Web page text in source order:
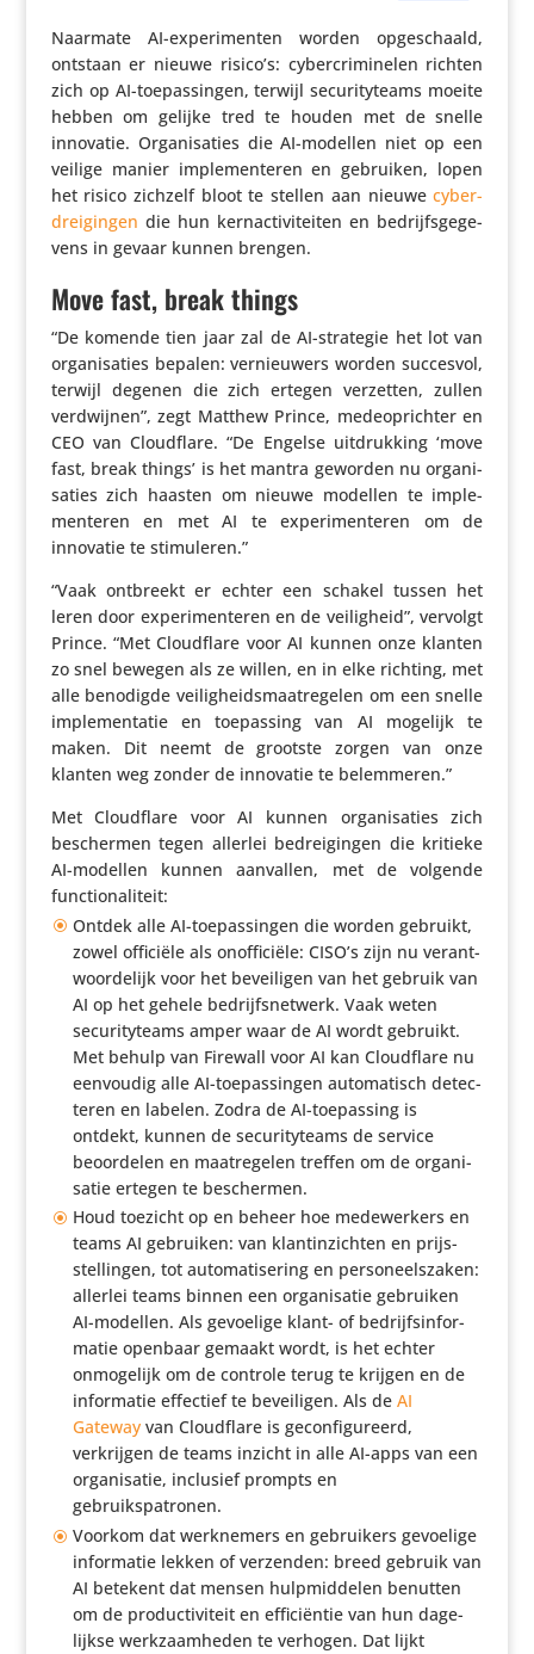
Naarmate AI-expe­ri­menten worden opge­schaald,
ontstaan er nieuwe risico’s: cyber­cri­mi­nelen richten
zich op AI-toepas­singen, terwijl secu­ri­ty­teams moeite
hebben om gelijke tred te houden met de snelle
innovatie. Orga­ni­sa­ties die AI-modellen niet op een
veilige manier imple­men­teren en gebruiken, lopen
het risico zichzelf bloot te stellen aan nieuwecyber­
drei­gingen die hun kern­ac­ti­vi­teiten en bedrijfs­ge­ge­
vens in gevaar kunnen brengen.
Move fast, break things
“De komende tien jaar zal de AI-strategie het lot van
orga­ni­sa­ties bepalen: vernieu­wers worden succesvol,
terwijl degenen die zich ertegen verzetten, zullen
verdwijnen”, zegt Matthew Prince, mede­op­richter en
CEO van Cloud­flare. “De Engelse uitdruk­king ‘move
fast, break things’ is het mantra geworden nu orga­ni­
sa­ties zich haasten om nieuwe modellen te imple­
men­teren en met AI te expe­ri­men­teren om de
innovatie te stimuleren.”
“Vaak ontbreekt er echter een schakel tussen het
leren door expe­ri­men­teren en de veilig­heid”, vervolgt
Prince. “Met Cloud­flare voor AI kunnen onze klanten
zo snel bewegen als ze willen, en in elke richting, met
alle benodigde veilig­heids­maat­re­gelen om een snelle
imple­men­tatie en toepas­sing van AI mogelijk te
maken. Dit neemt de grootste zorgen van onze
klanten weg zonder de innovatie te belemmeren.”
Met Cloud­flare voor AI kunnen orga­ni­sa­ties zich
beschermen tegen allerlei bedrei­gingen die kritieke
AI-modellen kunnen aanvallen, met de volgende
functionaliteit:
Ontdek alle AI-toepas­singen die worden gebruikt,
zowel officiële als onof­fi­ciële: CISO’s zijn nu verant­
woor­de­lijk voor het bevei­ligen van het gebruik van
AI op het gehele bedrijfs­net­werk. Vaak weten
secu­ri­ty­teams amper waar de AI wordt gebruikt.
Met behulp van Firewall voor AI kan Cloud­flare nu
eenvoudig alle AI-toepas­singen auto­ma­tisch detec­
teren en labelen. Zodra de AI-toepas­sing is
ontdekt, kunnen de secu­ri­ty­teams de service
beoor­delen en maat­re­gelen treffen om de orga­ni­
satie ertegen te beschermen.
Houd toezicht op en beheer hoe mede­wer­kers en
teams AI gebruiken: van klan­tin­zichten en prijs­
stel­lingen, tot auto­ma­ti­se­ring en perso­neels­zaken:
allerlei teams binnen een orga­ni­satie gebruiken
AI-modellen. Als gevoelige klant- of bedrijfs­in­for­
matie openbaar gemaakt wordt, is het echter
onmo­ge­lijk om de controle terug te krijgen en de
infor­matie effectief te bevei­ligen. Als de AI
Gatewayvan Cloud­flare is gecon­fi­gu­reerd,
verkrijgen de teams inzicht in alle AI-apps van een
orga­ni­satie, inclusief prompts en
gebruikspatronen.
Voorkom dat werk­ne­mers en gebrui­kers gevoelige
infor­matie lekken of verzenden: breed gebruik van
AI betekent dat mensen hulp­mid­delen benutten
om de produc­ti­vi­teit en effi­ci­ëntie van hun dage­
lijkse werk­zaam­heden te verhogen. Dat lijkt